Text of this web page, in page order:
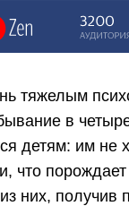
тяжелым
в
детям: им не
что
них, получив